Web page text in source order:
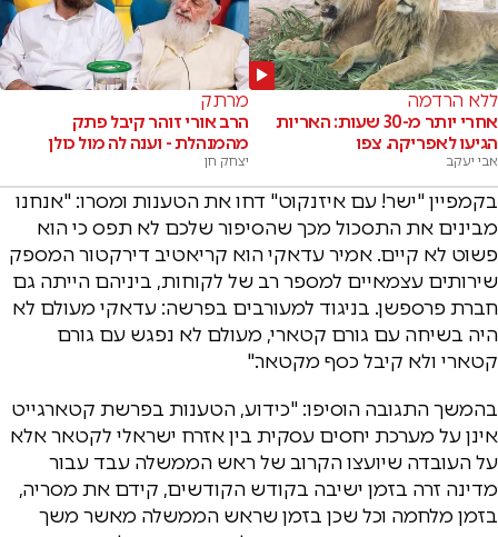
ללא הרדמה
אחרי יותר מ-30 שעות: האריות
הגיעו לאפריקה. צפו
אבי יעקב
מרתק
הרב אורי זוהר קיבל פתק
מהמנהלת - וענה לה מול כולן
יצחק חן
בקמפיין "ישר! עם איזנקוט" דחו את הטענות ומסרו: "אנחנו
מבינים את התסכול מכך שהסיפור שלכם לא תפס כי הוא
פשוט לא קיים. אמיר עדאקי הוא קריאטיב דירקטור המספק
שירותים עצמאיים למספר רב של לקוחות, ביניהם הייתה גם
חברת פרספשן. בניגוד למעורבים בפרשה: עדאקי מעולם לא
היה בשיחה עם גורם קטארי, מעולם לא נפגש עם גורם
קטארי ולא קיבל כסף מקטאר."
בהמשך התגובה הוסיפו: "כידוע, הטענות בפרשת קטארגייט
אינן על מערכת יחסים עסקית בין אזרח ישראלי לקטאר אלא
על העובדה שיועצו הקרוב של ראש הממשלה עבד עבור
מדינה זרה בזמן ישיבה בקודש הקודשים, קידם את מסריה,
בזמן מלחמה וכל שכן בזמן שראש הממשלה מאשר משך